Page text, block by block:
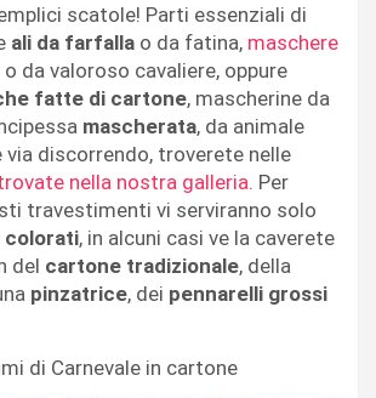
scatole! Parti essenziali di
ali da farfalla o da fatina, maschere
da valoroso cavaliere, oppure
fatte di cartone, mascherine da
mascherata, da animale
discorrendo, troverete nelle
nella nostra galleria. Per
travestimenti vi serviranno solo
colorati, in alcuni casi ve la caverete
del cartone tradizionale, della
pinzatrice, dei pennarelli grossi
di Carnevale in cartone